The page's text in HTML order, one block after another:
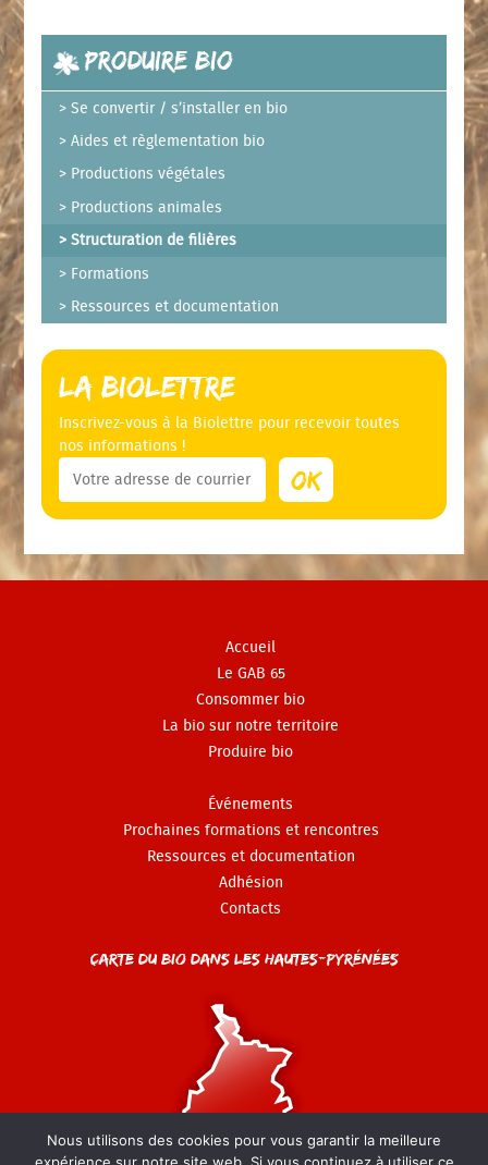
Produire Bio
Se convertir / s’installer en bio
Aides et règlementation bio
Productions végétales
Productions animales
Structuration de filières
Formations
Ressources et documentation
La Biolettre
Inscrivez-vous à la Biolettre pour recevoir toutes
nos informations !
Accueil
Le GAB 65
Consommer bio
La bio sur notre territoire
Produire bio
Événements
Prochaines formations et rencontres
Ressources et documentation
Adhésion
Contacts
Carte du Bio dans les Hautes-Pyrénées
Nous utilisons des cookies pour vous garantir la meilleure